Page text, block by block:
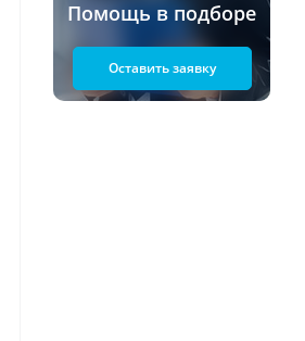
Помощь в подборе
Оставить заявку